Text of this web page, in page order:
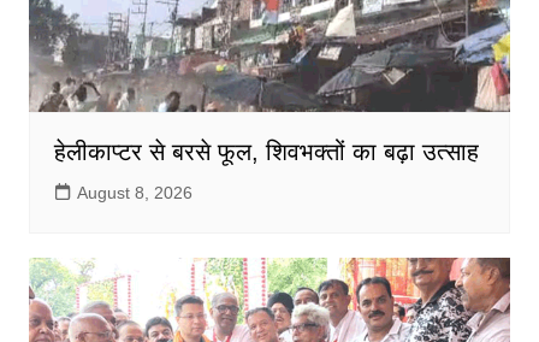
हेलीकाप्टर से बरसे फूल, शिवभक्तों का बढ़ा उत्साह
August 8, 2026